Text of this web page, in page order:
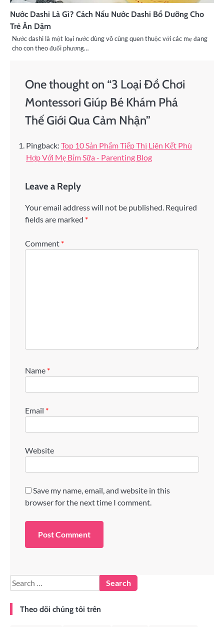
Nước Dashi Là Gì? Cách Nấu Nước Dashi Bổ Dưỡng Cho
Trẻ Ăn Dặm
Nước dashi là một loại nước dùng vô cùng quen thuộc với các mẹ đang
cho con theo đuổi phương…
One thought on “3 Loại Đồ Chơi
Montessori Giúp Bé Khám Phá
Thế Giới Qua Cảm Nhận”
Pingback: Top 10 Sản Phẩm Tiếp Thị Liên Kết Phù
Hợp Với Mẹ Bỉm Sữa - Parenting Blog
Leave a Reply
Your email address will not be published. Required
fields are marked *
Comment *
Name *
Email *
Website
Save my name, email, and website in this
browser for the next time I comment.
Theo dõi chúng tôi trên